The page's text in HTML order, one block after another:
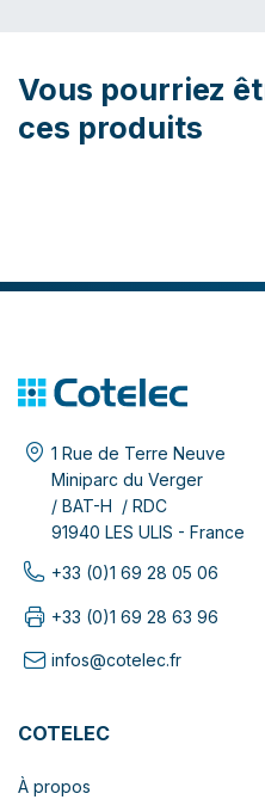
Vous pourriez
ces produits
1 Rue de Terre Neuve
Miniparc du Verger
/ BAT-H / RDC
91940 LES ULIS - France
+33 (0)1 69 28 05 06
+33 (0)1 69 28 63 96
infos@cotelec.fr
COTELEC
À propos